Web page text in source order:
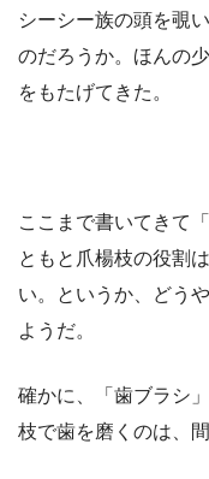
シーシー族の頭を覗
のだろうか。ほんの
をもたげてきた。
ここまで書いてきて
ともと爪楊枝の役割
い。というか、どう
ようだ。
確かに、「歯ブラシ
枝で歯を磨くのは、